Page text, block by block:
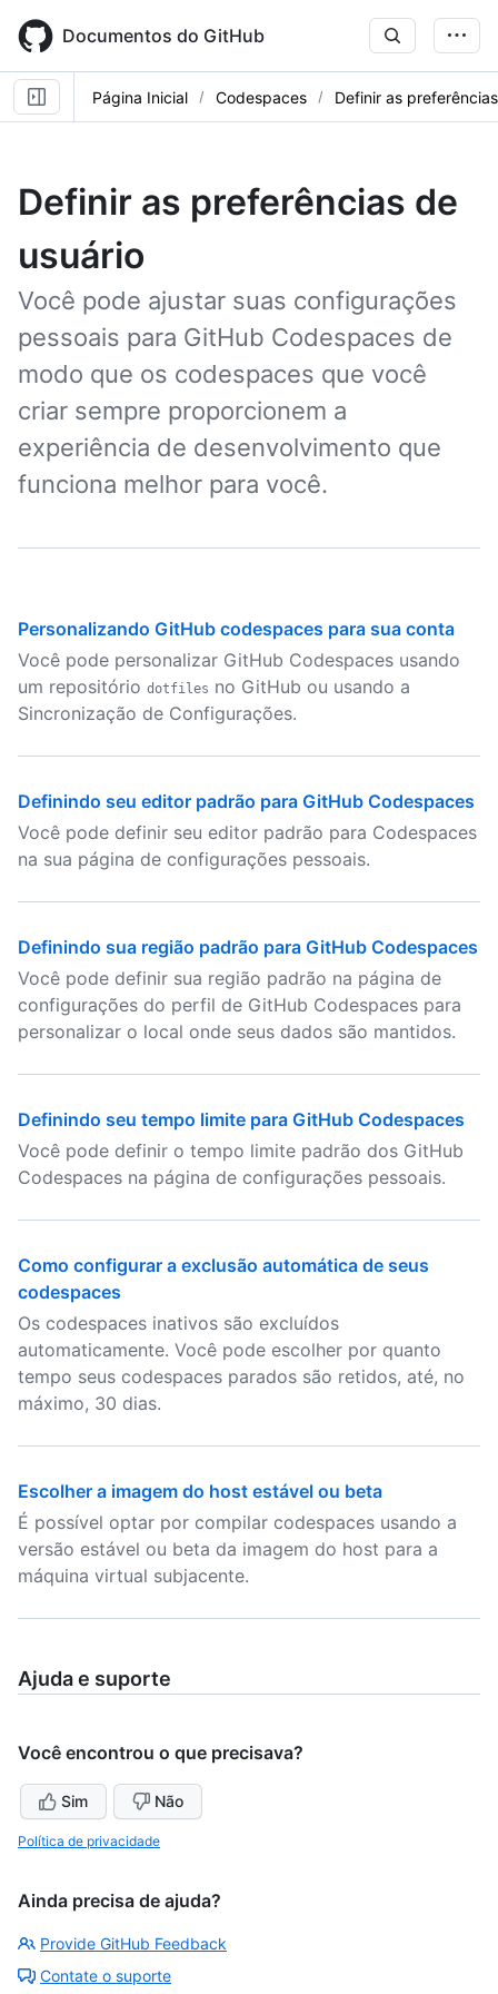
main
content
Documentos do GitHub
Página Inicial Codespaces Definir as
Definir as preferências de
usuário
Você pode ajustar suas configurações
pessoais para GitHub Codespaces de
modo que os codespaces que você
criar sempre proporcionem a
experiência de desenvolvimento que
funciona melhor para você.
Personalizando GitHub codespaces para sua conta
Você pode personalizar GitHub Codespaces usando
um repositório dotfiles no GitHub ou usando a
Sincronização de Configurações.
Definindo seu editor padrão para GitHub Codespaces
Você pode definir seu editor padrão para Codespaces
na sua página de configurações pessoais.
Definindo sua região padrão para GitHub Codespaces
Você pode definir sua região padrão na página de
configurações do perfil de GitHub Codespaces para
personalizar o local onde seus dados são mantidos.
Definindo seu tempo limite para GitHub Codespaces
Você pode definir o tempo limite padrão dos GitHub
Codespaces na página de configurações pessoais.
Como configurar a exclusão automática de seus
codespaces
Os codespaces inativos são excluídos
automaticamente. Você pode escolher por quanto
tempo seus codespaces parados são retidos, até, no
máximo, 30 dias.
Escolher a imagem do host estável ou beta
É possível optar por compilar codespaces usando a
versão estável ou beta da imagem do host para a
máquina virtual subjacente.
Ajuda e suporte
Você encontrou o que precisava?
Sim Não
Política de privacidade
Ainda precisa de ajuda?
Provide GitHub Feedback
Contate o suporte